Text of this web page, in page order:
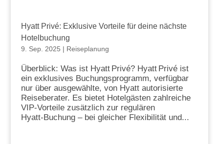
Hyatt Privé: Exklusive Vorteile für deine nächste
Hotelbuchung
9. Sep. 2025 | Reiseplanung
Überblick: Was ist Hyatt Privé? Hyatt Privé ist
ein exklusives Buchungsprogramm, verfügbar
nur über ausgewählte, von Hyatt autorisierte
Reiseberater. Es bietet Hotelgästen zahlreiche
VIP‑Vorteile zusätzlich zur regulären
Hyatt‑Buchung – bei gleicher Flexibilität und...